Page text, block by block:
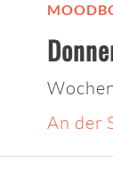
An der